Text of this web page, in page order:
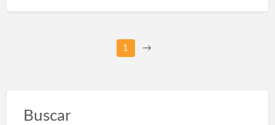
1 →
Buscar